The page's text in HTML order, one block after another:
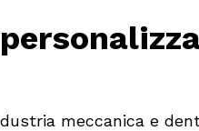
meccanica e